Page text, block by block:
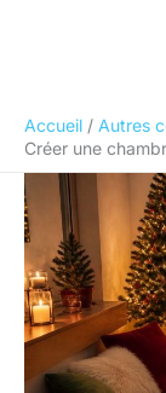
Accueil
Autres
Créer une